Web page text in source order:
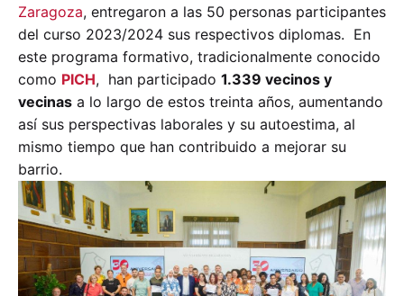
Zaragoza, entregaron a las 50 personas participantes
del curso 2023/2024 sus respectivos diplomas. En
este programa formativo, tradicionalmente conocido
como PICH, han participado 1.339 vecinos y
vecinas a lo largo de estos treinta años, aumentando
así sus perspectivas laborales y su autoestima, al
mismo tiempo que han contribuido a mejorar su
barrio.